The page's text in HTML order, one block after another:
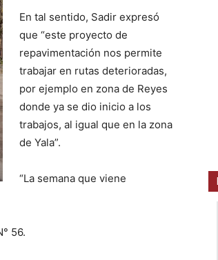
En tal sentido, Sadir expresó
que “este proyecto de
repavimentación nos permite
trabajar en rutas deterioradas,
por ejemplo en zona de Reyes
donde ya se dio inicio a los
trabajos, al igual que en la zona
de Yala”.
“La semana que viene
56.